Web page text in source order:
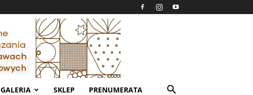
GALERIA SKLEP PRENUMERATA